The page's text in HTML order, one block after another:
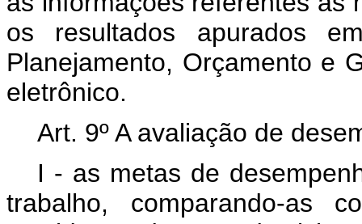
os resultados apurados
Planejamento, Orçamento e
eletrônico.
Art. 9º A avaliação de
I - as metas de
trabalho, comparando-as